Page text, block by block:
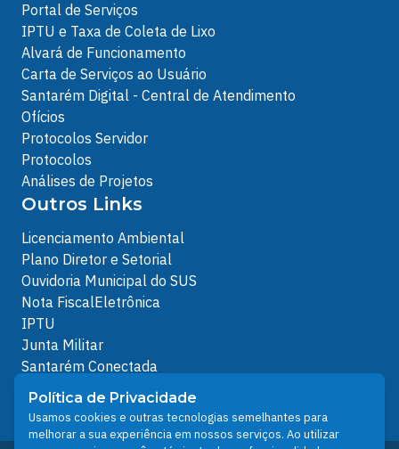
Portal de Serviços
IPTU e Taxa de Coleta de Lixo
Alvará de Funcionamento
Carta de Serviços ao Usuário
Santarém Digital - Central de Atendimento
Ofícios
Protocolos Servidor
Protocolos
Análises de Projetos
Outros Links
Licenciamento Ambiental
Plano Diretor e Setorial
Ouvidoria Municipal do SUS
Nota FiscalEletrônica
IPTU
Junta Militar
Santarém Conectada
Política de Privacidade
People illustrations by Storyset
Política de Privacidade
Usamos cookies e outras tecnologias semelhantes para
melhorar a sua experiência em nossos serviços. Ao utilizar